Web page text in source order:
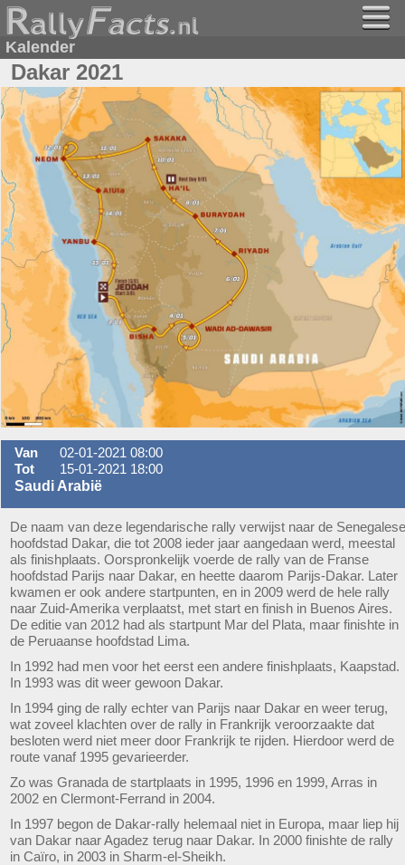
Kalender
Dakar 2021
Van
02-01-2021 08:00
Tot
15-01-2021 18:00
Saudi Arabië
De naam van deze legendarische rally verwijst naar de Senegalese
hoofdstad Dakar, die tot 2008 ieder jaar aangedaan werd, meestal
als finishplaats. Oorspronkelijk voerde de rally van de Franse
hoofdstad Parijs naar Dakar, en heette daarom Parijs-Dakar. Later
kwamen er ook andere startpunten, en in 2009 werd de hele rally
naar Zuid-Amerika verplaatst, met start en finish in Buenos Aires.
De editie van 2012 had als startpunt Mar del Plata, maar finishte in
de Peruaanse hoofdstad Lima.
In 1992 had men voor het eerst een andere finishplaats, Kaapstad.
In 1993 was dit weer gewoon Dakar.
In 1994 ging de rally echter van Parijs naar Dakar en weer terug,
wat zoveel klachten over de rally in Frankrijk veroorzaakte dat
besloten werd niet meer door Frankrijk te rijden. Hierdoor werd de
route vanaf 1995 gevarieerder.
Zo was Granada de startplaats in 1995, 1996 en 1999, Arras in
2002 en Clermont-Ferrand in 2004.
In 1997 begon de Dakar-rally helemaal niet in Europa, maar liep hij
van Dakar naar Agadez terug naar Dakar. In 2000 finishte de rally
in Caïro, in 2003 in Sharm-el-Sheikh.